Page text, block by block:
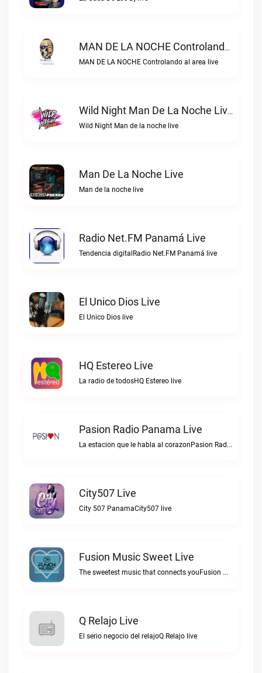
MAN DE LA NOCHE Controlando Al Area Live
MAN DE LA NOCHE Controlando al area live
Wild Night Man De La Noche Live
Wild Night Man de la noche live
Man De La Noche Live
Man de la noche live
Radio Net.FM Panamá Live
Tendencia digitalRadio Net.FM Panamá live
El Unico Dios Live
El Unico Dios live
HQ Estereo Live
La radio de todosHQ Estereo live
Pasion Radio Panama Live
La estacion que le habla al corazonPasion Radio Panama live
City507 Live
City 507 PanamaCity507 live
Fusion Music Sweet Live
The sweetest music that connects youFusion Music Sweet live
Q Relajo Live
El serio negocio del relajoQ Relajo live